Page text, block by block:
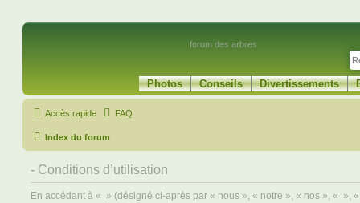
forum des arbres
Photos Conseils Divertissements
Accès rapide FAQ
Index du forum
- Conditions d’utilisation
En accédant à « » (désigné ci-après par « nous », « notre », « nos », « »,